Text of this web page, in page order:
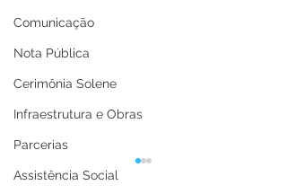
Comunicação
Nota Pública
Cerimônia Solene
Infraestrutura e Obras
Parcerias
Assistência Social